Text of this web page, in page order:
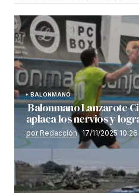
BALONMANO
Balonmano Lanzarote
aplaca los nervios y
por Redacción 17/11/2025 10:26